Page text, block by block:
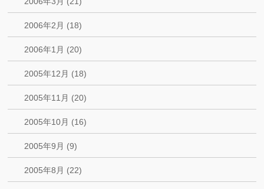
2006年2月 (18)
2006年1月 (20)
2005年12月 (18)
2005年11月 (20)
2005年10月 (16)
2005年9月 (9)
2005年8月 (22)